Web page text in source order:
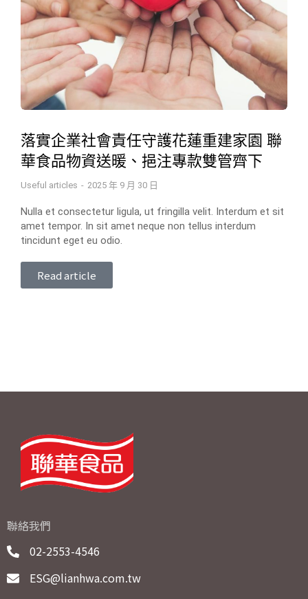
落實企業社會責任守護花蓮重建家園 聯
華食品物資送暖、挹注專款雙管齊下
Useful articles 2025 年 9 月 30 日
Nulla et consectetur ligula, ut fringilla velit. Interdum et sit
amet tempor. In sit amet neque non tellus interdum
tincidunt eget eu odio.
Read article
聯絡我們
02-2553-4546
ESG@lianhwa.com.tw